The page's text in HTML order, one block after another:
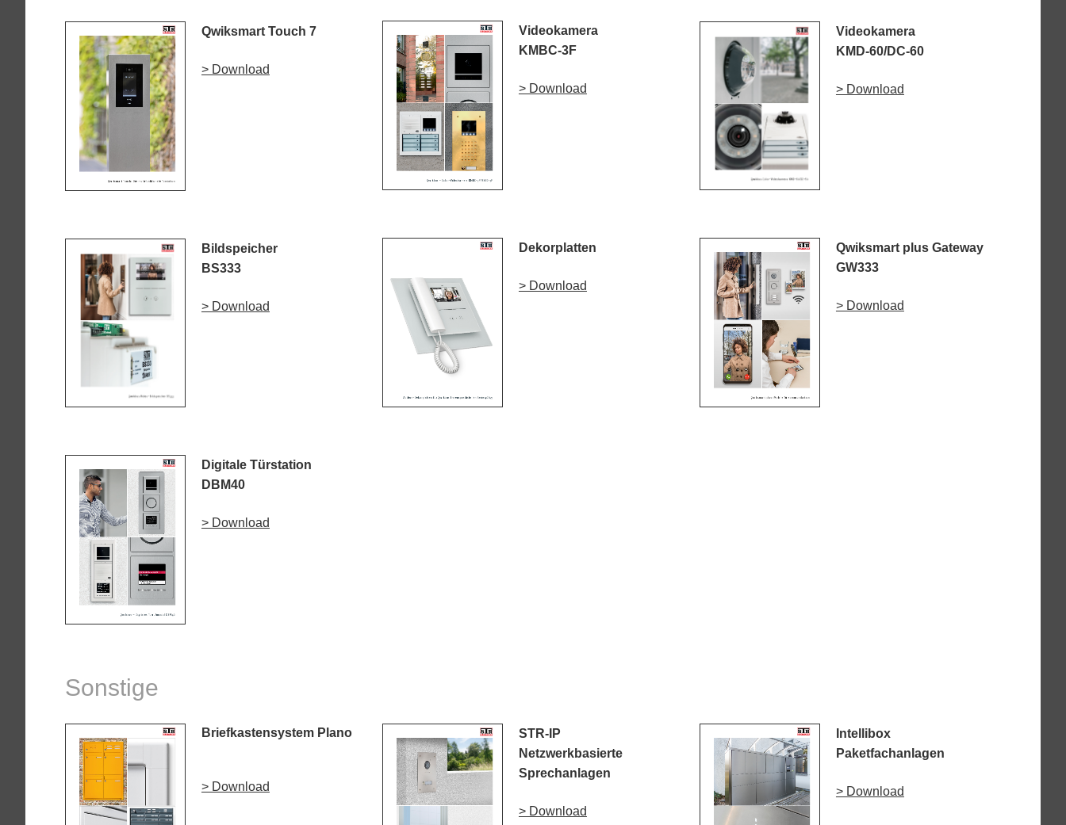
Qwiksmart Touch 7
> Download
Bildspeicher
BS333
> Download
Digitale Türstation
DBM40
> Download
Videokamera
KMBC-3F
> Download
Dekorplatten
> Download
Videokamera
KMD-60/DC-60
> Download
Qwiksmart plus Gateway
GW333
> Download
Sonstige
Briefkastensystem Plano
> Download
STR-IP
Netzwerkbasierte
Sprechanlagen
> Download
Intellibox
Paketfachanlagen
> Download